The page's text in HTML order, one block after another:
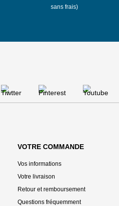
sans frais)
VOTRE COMMANDE
Vos informations
Votre livraison
Retour et remboursement
Questions fréquemment